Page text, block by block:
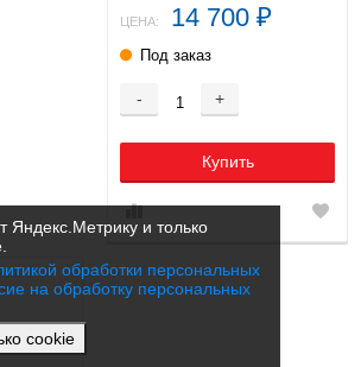
Яндекс.Метрику и только
обработки персональных
на обработку персональных
cookie
ЦЕНА: 14 700 ₽
Под заказ
- +
Купить